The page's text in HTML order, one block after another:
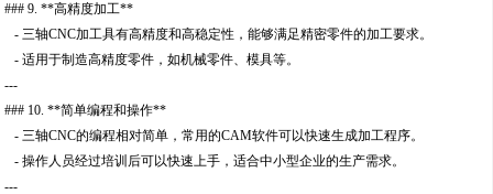
### 9. **高精度加工**
- 三轴CNC加工具有高精度和高稳定性，能够满足精密零件的加工要求。
- 适用于制造高精度零件，如机械零件、模具等。
---
### 10. **简单编程和操作**
- 三轴CNC的编程相对简单，常用的CAM软件可以快速生成加工程序。
- 操作人员经过培训后可以快速上手，适合中小型企业的生产需求。
---